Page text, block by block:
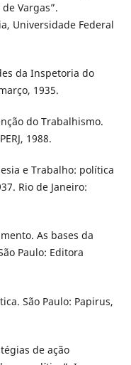
Vargas”.
Universidade Federal
da Inspetoria do
1935.
do Trabalhismo.
1988.
e Trabalho: política
Rio de Janeiro:
As bases da
Paulo: Editora
São Paulo: Papirus,
de ação